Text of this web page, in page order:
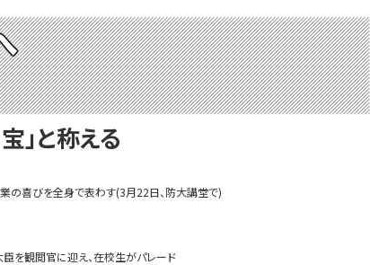
」と称える
の喜びを全身で表わす(3月22日、防大講堂で)
を観閲官に迎え、在校生がパレード